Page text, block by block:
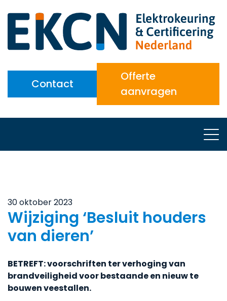
Contact
Offerte
aanvragen
30 oktober 2023
Wijziging ‘Besluit houders
van dieren’
BETREFT: voorschriften ter verhoging van
brandveiligheid voor bestaande en nieuw te
bouwen veestallen.